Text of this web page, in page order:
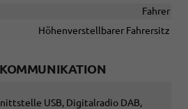
Fahrer
Höhenverstellbarer Fahrersitz
USB, Digitalradio DAB,